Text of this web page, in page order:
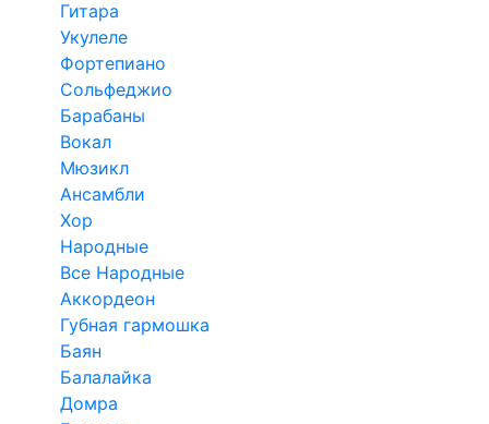
Гитара
Укулеле
Фортепиано
Сольфеджио
Барабаны
Вокал
Мюзикл
Ансамбли
Хор
Народные
Все Народные
Аккордеон
Губная гармошка
Баян
Балалайка
Домра